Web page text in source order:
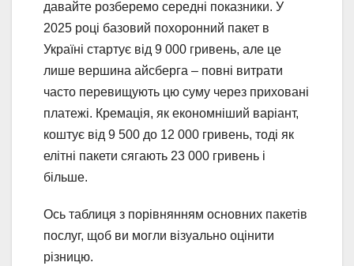
давайте розберемо середні показники. У
2025 році базовий похоронний пакет в
Україні стартує від 9 000 гривень, але це
лише вершина айсберга – повні витрати
часто перевищують цю суму через приховані
платежі. Кремація, як економніший варіант,
коштує від 9 500 до 12 000 гривень, тоді як
елітні пакети сягають 23 000 гривень і
більше.
Ось таблиця з порівнянням основних пакетів
послуг, щоб ви могли візуально оцінити
різницю.